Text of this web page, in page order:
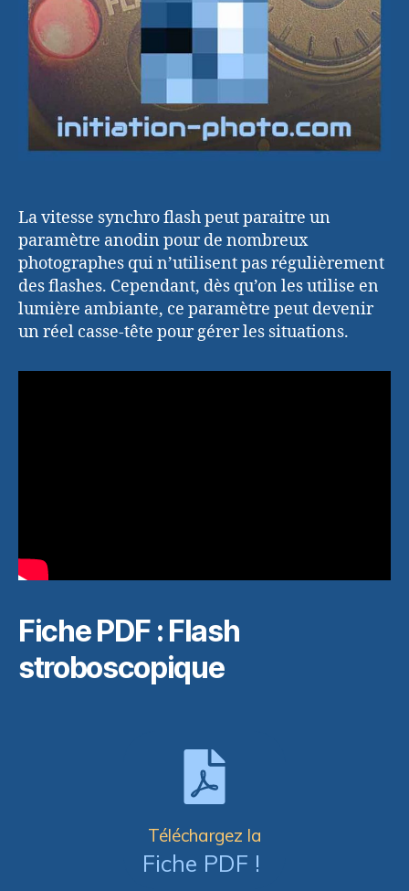
La vitesse synchro flash peut paraitre un
paramètre anodin pour de nombreux
photographes qui n’utilisent pas régulièrement
des flashes. Cependant, dès qu’on les utilise en
lumière ambiante, ce paramètre peut devenir
un réel casse-tête pour gérer les situations.
Fiche PDF : Flash
stroboscopique
Téléchargez la
Fiche PDF !